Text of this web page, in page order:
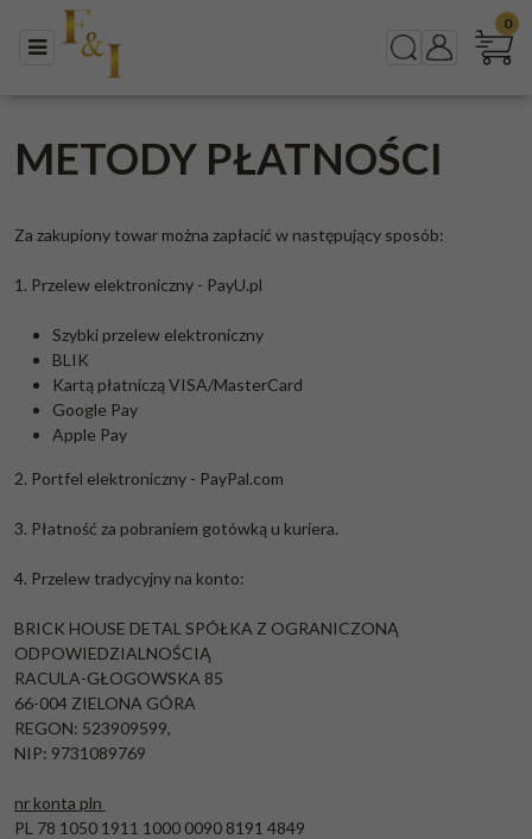
Menu SzukajPanel
0
METODY PŁATNOŚCI
Za zakupiony towar można zapłacić w następujący sposób:
1. Przelew elektroniczny - PayU.pl
Szybki przelew elektroniczny
BLIK
Kartą płatniczą VISA/MasterCard
Google Pay
Apple Pay
2. Portfel elektroniczny - PayPal.com
3. Płatność za pobraniem gotówką u kuriera.
4. Przelew tradycyjny na konto:
BRICK HOUSE DETAL SPÓŁKA Z OGRANICZONĄ
ODPOWIEDZIALNOŚCIĄ
RACULA-GŁOGOWSKA 85
66-004 ZIELONA GÓRA
REGON: 523909599,
NIP: 9731089769
nr konta pln
PL 78 1050 1911 1000 0090 8191 4849